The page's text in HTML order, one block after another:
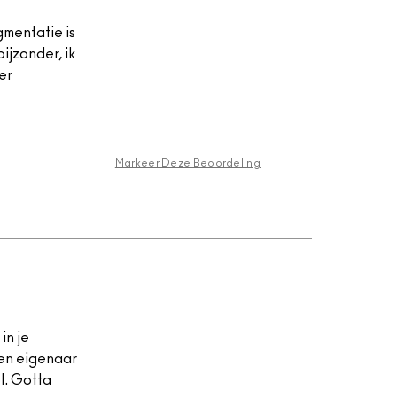
is
ik
Markeer Deze Beoordeling
je
eigenaar
Gotta